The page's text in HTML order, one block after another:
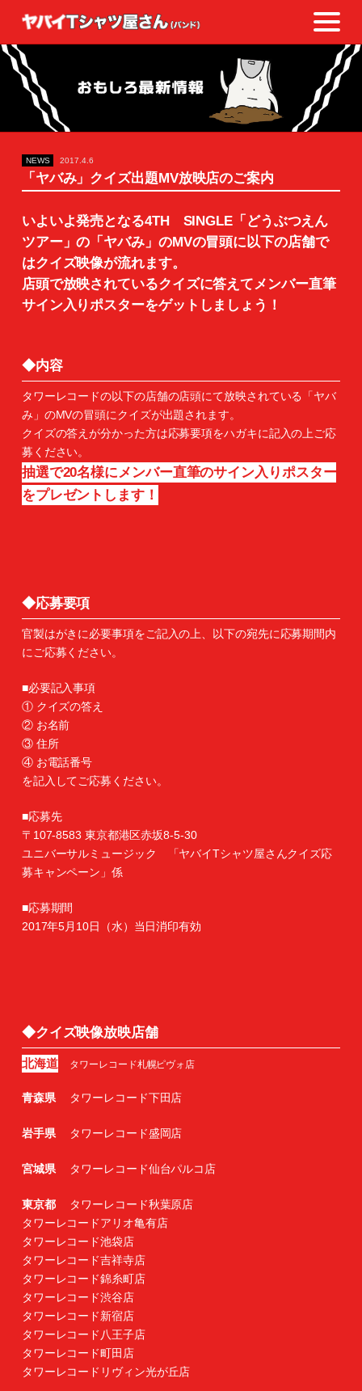
NEWS 2017.4.6
「ヤバみ」クイズ出題MV放映店のご案内
いよいよ発売となる4TH SINGLE「どうぶつえん
ツアー」の「ヤバみ」のMVの冒頭に以下の店舗で
はクイズ映像が流れます。
店頭で放映されているクイズに答えてメンバー直筆
サイン入りポスターをゲットしましょう！
◆内容
タワーレコードの以下の店舗の店頭にて放映されている「ヤバ
み」のMVの冒頭にクイズが出題されます。
クイズの答えが分かった方は応募要項をハガキに記入の上ご応
募ください。
抽選で20名様にメンバー直筆のサイン入りポスター
をプレゼントします！
◆応募要項
官製はがきに必要事項をご記入の上、以下の宛先に応募期間内
にご応募ください。
■必要記入事項
① クイズの答え
② お名前
③ 住所
④ お電話番号
を記入してご応募ください。
■応募先
〒107-8583 東京都港区赤坂8-5-30
ユニバーサルミュージック 「ヤバイTシャツ屋さんクイズ応
募キャンペーン」係
■応募期間
2017年5月10日（水）当日消印有効
◆クイズ映像放映店舗
北海道タワーレコード札幌ピヴォ店
青森県タワーレコード下田店
岩手県タワーレコード盛岡店
宮城県タワーレコード仙台パルコ店
東京都タワーレコード秋葉原店
タワーレコードアリオ亀有店
タワーレコード池袋店
タワーレコード吉祥寺店
タワーレコード錦糸町店
タワーレコード渋谷店
タワーレコード新宿店
タワーレコード八王子店
タワーレコード町田店
タワーレコードリヴィン光が丘店